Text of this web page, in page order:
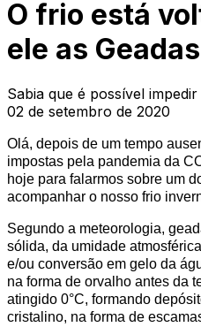
O frio está
ele as Geadas
Sabia que é possível
02 de setembro de 2020
Olá, depois de um tempo
impostas pela pandemia da
hoje para falarmos sobre um
acompanhar o nosso frio
Segundo a meteorologia,
sólida, da umidade
e/ou conversão em gelo da
na forma de orvalho antes da
atingido 0°C, formando
cristalino, na forma de